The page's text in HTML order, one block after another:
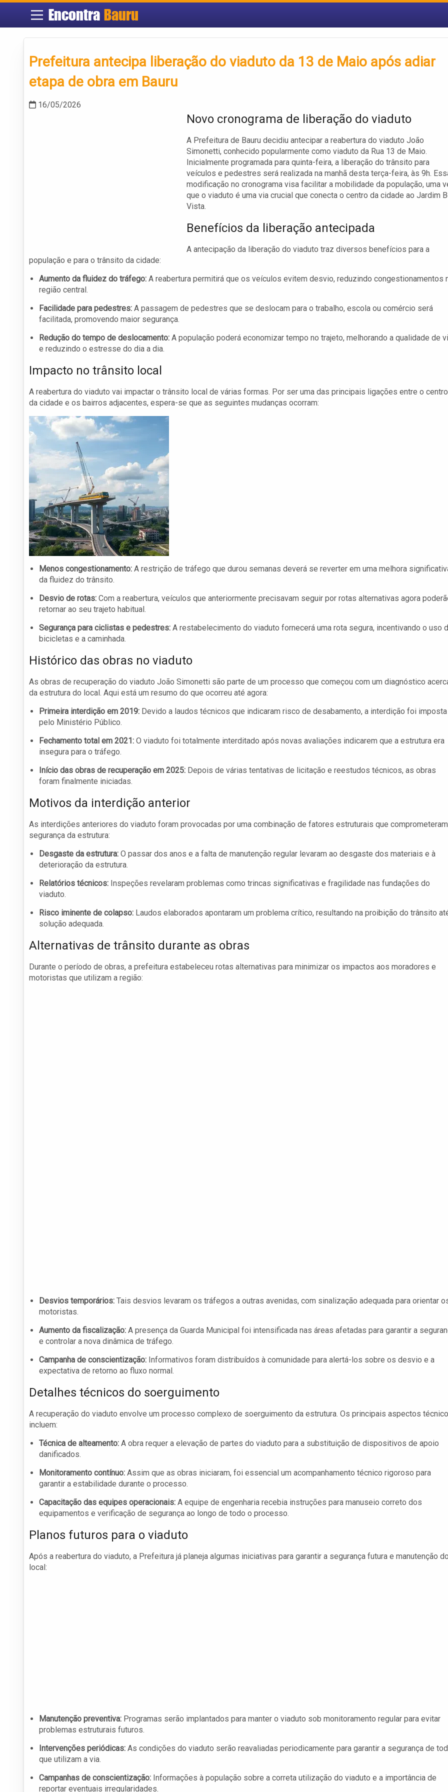
EncontraBauru
Prefeitura antecipa liberação do viaduto da 13 de Maio após adiar
etapa de obra em Bauru
16/05/2026
Novo cronograma de liberação do viaduto
A Prefeitura de Bauru decidiu antecipar a reabertura do viaduto João
Simonetti, conhecido popularmente como viaduto da Rua 13 de Maio.
Inicialmente programada para quinta-feira, a liberação do trânsito para
veículos e pedestres será realizada na manhã desta terça-feira, às 9h.
modificação no cronograma visa facilitar a mobilidade da população, uma
que o viaduto é uma via crucial que conecta o centro da cidade ao Jardim
Vista.
Benefícios da liberação antecipada
A antecipação da liberação do viaduto traz diversos benefícios para a
população e para o trânsito da cidade:
Aumento da fluidez do tráfego: A reabertura permitirá que os veículos evitem desvio, reduzindo congestionamentos
região central.
Facilidade para pedestres: A passagem de pedestres que se deslocam para o trabalho, escola ou comércio será
facilitada, promovendo maior segurança.
Redução do tempo de deslocamento: A população poderá economizar tempo no trajeto, melhorando a qualidade de
e reduzindo o estresse do dia a dia.
Impacto no trânsito local
A reabertura do viaduto vai impactar o trânsito local de várias formas. Por ser uma das principais ligações entre o centro
da cidade e os bairros adjacentes, espera-se que as seguintes mudanças ocorram:
Menos congestionamento: A restrição de tráfego que durou semanas deverá se reverter em uma melhora
da fluidez do trânsito.
Desvio de rotas: Com a reabertura, veículos que anteriormente precisavam seguir por rotas alternativas agora
retornar ao seu trajeto habitual.
Segurança para ciclistas e pedestres: A restabelecimento do viaduto fornecerá uma rota segura, incentivando o uso
bicicletas e a caminhada.
Histórico das obras no viaduto
As obras de recuperação do viaduto João Simonetti são parte de um processo que começou com um diagnóstico
da estrutura do local. Aqui está um resumo do que ocorreu até agora:
Primeira interdição em 2019: Devido a laudos técnicos que indicaram risco de desabamento, a interdição foi imposta
pelo Ministério Público.
Fechamento total em 2021: O viaduto foi totalmente interditado após novas avaliações indicarem que a estrutura era
insegura para o tráfego.
Início das obras de recuperação em 2025: Depois de várias tentativas de licitação e reestudos técnicos, as obras
foram finalmente iniciadas.
Motivos da interdição anterior
As interdições anteriores do viaduto foram provocadas por uma combinação de fatores estruturais que
segurança da estrutura:
Desgaste da estrutura: O passar dos anos e a falta de manutenção regular levaram ao desgaste dos materiais e à
deterioração da estrutura.
Relatórios técnicos: Inspeções revelaram problemas como trincas significativas e fragilidade nas fundações do
viaduto.
Risco iminente de colapso: Laudos elaborados apontaram um problema crítico, resultando na proibição do trânsito
solução adequada.
Alternativas de trânsito durante as obras
Durante o período de obras, a prefeitura estabeleceu rotas alternativas para minimizar os impactos aos moradores e
motoristas que utilizam a região:
Desvios temporários: Tais desvios levaram os tráfegos a outras avenidas, com sinalização adequada para orientar
motoristas.
Aumento da fiscalização: A presença da Guarda Municipal foi intensificada nas áreas afetadas para garantir a
e controlar a nova dinâmica de tráfego.
Campanha de conscientização: Informativos foram distribuídos à comunidade para alertá-los sobre os desvio e a
expectativa de retorno ao fluxo normal.
Detalhes técnicos do soerguimento
A recuperação do viaduto envolve um processo complexo de soerguimento da estrutura. Os principais aspectos
incluem:
Técnica de alteamento: A obra requer a elevação de partes do viaduto para a substituição de dispositivos de apoio
danificados.
Monitoramento contínuo: Assim que as obras iniciaram, foi essencial um acompanhamento técnico rigoroso para
garantir a estabilidade durante o processo.
Capacitação das equipes operacionais: A equipe de engenharia recebia instruções para manuseio correto dos
equipamentos e verificação de segurança ao longo de todo o processo.
Planos futuros para o viaduto
Após a reabertura do viaduto, a Prefeitura já planeja algumas iniciativas para garantir a segurança futura e manutenção
local:
Manutenção preventiva: Programas serão implantados para manter o viaduto sob monitoramento regular para evitar
problemas estruturais futuros.
Intervenções periódicas: As condições do viaduto serão reavaliadas periodicamente para garantir a segurança de
que utilizam a via.
Campanhas de conscientização: Informações à população sobre a correta utilização do viaduto e a importância de
reportar eventuais irregularidades.